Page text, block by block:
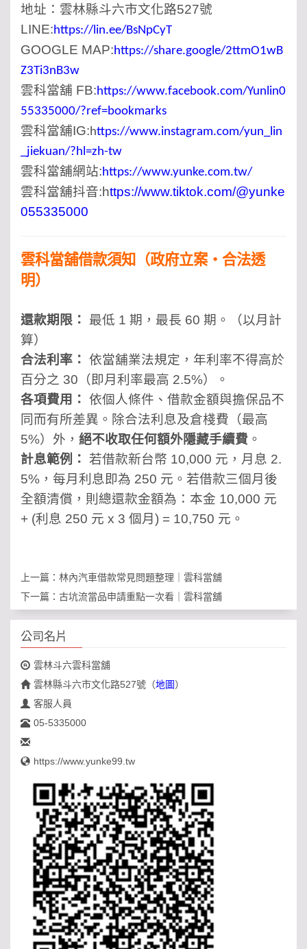
地址：雲林縣斗六市文化路527號
LINE:https://lin.ee/BsNpCyT
GOOGLE MAP:https://share.google/2ttmO1wB
Z3Ti3nB3w
雲科當舖 FB:https://www.facebook.com/Yunlin0
55335000/?ref=bookmarks
雲科當舖IG:https://www.instagram.com/yun_lin
_jiekuan/?hl=zh-tw
雲科當舖網站:https://www.yunke.com.tw/
雲科當舖抖音:https://www.tiktok.com/@yunke
055335000
雲科當舖借款須知（政府立案・合法透
明）
還款期限：
最低 1 期，最長 60 期。（以月計
算）
合法利率： 依當舖業法規定，年利率不得高於
百分之 30（即月利率最高 2.5%）。
各項費用： 依個人條件、借款金額與擔保品不
同而有所差異。除合法利息及倉棧費（最高
5%）外， 絕不收取任何額外隱藏手續費 。
計息範例：
若借款新台幣 10,000 元，月息 2.
5%，每月利息即為 250 元。若借款三個月後
全額清償，則總還款金額為：本金 10,000 元
+ (利息 250 元 x 3 個月) = 10,750 元。
上一篇： 林內汽車借款常見問題整理｜雲科當舖
下一篇： 古坑流當品申請重點一次看｜雲科當舖
公司名片
雲林斗六雲科當舖
雲林縣斗六市文化路527號 （地圖）
客服人員
05-5335000
https://www.yunke99.tw